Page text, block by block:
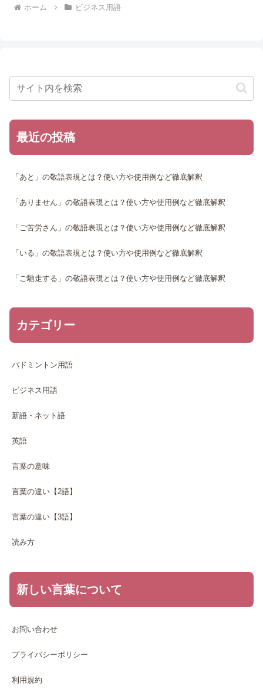
ホーム ビジネス用語
最近の投稿
「あと」の敬語表現とは？使い方や使用例など徹底解釈
「ありません」の敬語表現とは？使い方や使用例など徹底解釈
「ご苦労さん」の敬語表現とは？使い方や使用例など徹底解釈
「いる」の敬語表現とは？使い方や使用例など徹底解釈
「ご馳走する」の敬語表現とは？使い方や使用例など徹底解釈
カテゴリー
バドミントン用語
ビジネス用語
新語・ネット語
英語
言葉の意味
言葉の違い【2語】
言葉の違い【3語】
読み方
新しい言葉について
お問い合わせ
プライバシーポリシー
利用規約